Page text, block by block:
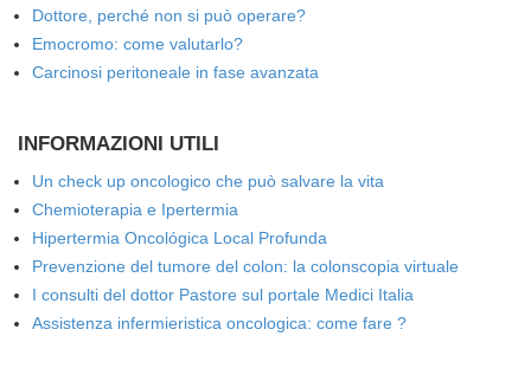
Dottore, perché non si può operare?
Emocromo: come valutarlo?
Carcinosi peritoneale in fase avanzata
INFORMAZIONI UTILI
Un check up oncologico che può salvare la vita
Chemioterapia e Ipertermia
Hipertermia Oncológica Local Profunda
Prevenzione del tumore del colon: la colonscopia virtuale
I consulti del dottor Pastore sul portale Medici Italia
Assistenza infermieristica oncologica: come fare ?